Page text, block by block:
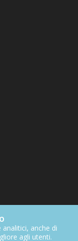
anche di
agli utenti.